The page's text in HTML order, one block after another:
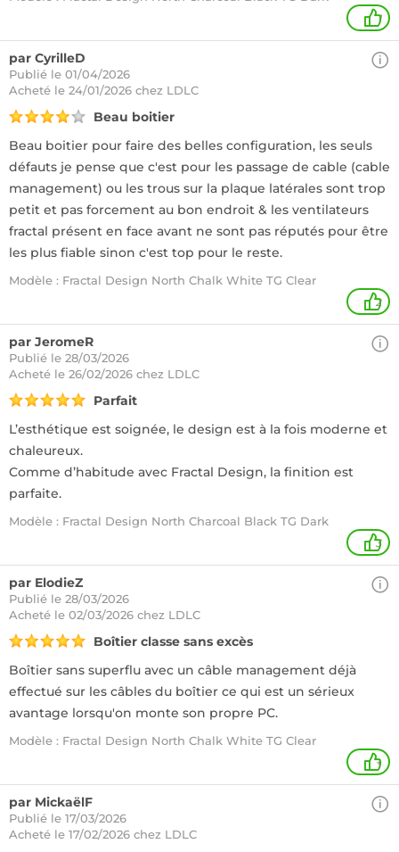
1
par CyrilleD
Publié le 01/04/2026
Acheté le 24/01/2026 chez LDLC
Beau boitier
Beau boitier pour faire des belles configuration, les seuls
défauts je pense que c'est pour les passage de cable (cable
management) ou les trous sur la plaque latérales sont trop
petit et pas forcement au bon endroit & les ventilateurs
fractal présent en face avant ne sont pas réputés pour être
les plus fiable sinon c'est top pour le reste.
Modèle : Fractal Design North Chalk White TG Clear
2
par JeromeR
Publié le 28/03/2026
Acheté le 26/02/2026 chez LDLC
Parfait
L’esthétique est soignée, le design est à la fois moderne et
chaleureux.
Comme d’habitude avec Fractal Design, la finition est
parfaite.
Modèle : Fractal Design North Charcoal Black TG Dark
3
par ElodieZ
Publié le 28/03/2026
Acheté le 02/03/2026 chez LDLC
Boîtier classe sans excès
Boîtier sans superflu avec un câble management déjà
effectué sur les câbles du boîtier ce qui est un sérieux
avantage lorsqu'on monte son propre PC.
Modèle : Fractal Design North Chalk White TG Clear
+
par MickaëlF
Publié le 17/03/2026
Acheté le 17/02/2026 chez LDLC